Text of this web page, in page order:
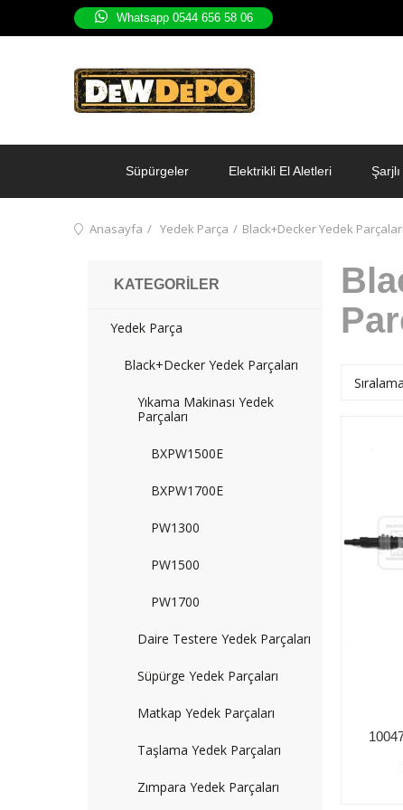
Whatsapp 0544 656 58 06
Süpürgeler Elektrikli El Aletleri
Anasayfa Yedek Parça Black+Decker Yedek Parçaları
KATEGORILER
Yedek Parça
Black+Decker Yedek Parçaları
Yıkama Makinası Yedek
Parçaları
BXPW1500E
BXPW1700E
PW1300
PW1500
PW1700
Daire Testere Yedek Parçaları
Süpürge Yedek Parçaları
Matkap Yedek Parçaları
Taşlama Yedek Parçaları
Zımpara Yedek Parçaları